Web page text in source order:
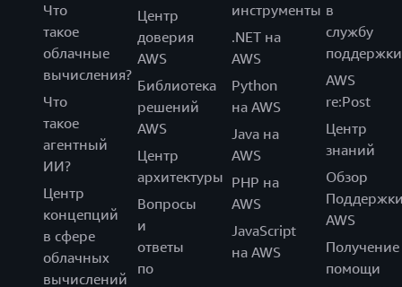
Что
такое
облачные
вычисления?
Что
такое
агентный
ИИ?
Центр
концепций
в сфере
облачных
вычислений
Центр
доверия
AWS
Библиотека
решений
AWS
Центр
архитектуры
Вопросы
и
ответы
по
инструменты
.NET на
AWS
Python
на AWS
Java на
AWS
PHP на
AWS
JavaScript
на AWS
в
службу
поддержки
AWS
re:Post
Центр
знаний
Обзор
AWS
Получение
помощи